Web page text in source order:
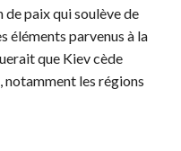
paix qui soulève de
éléments parvenus à la
que Kiev cède
notamment les régions